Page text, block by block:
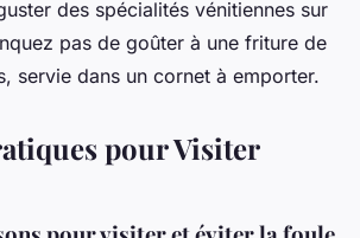
des spécialités vénitiennes sur
pas de goûter à une friture de
servie dans un cornet à emporter.
pour Visiter